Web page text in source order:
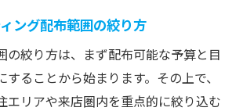
ング配布範囲の絞り方
の絞り方は、まず配布可能な予算と目
ることから始まります。その上で、
エリアや来店圏内を重点的に絞り込む